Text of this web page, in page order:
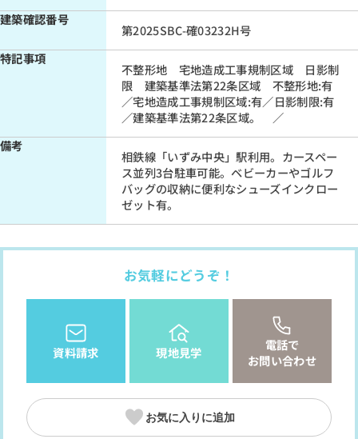
建築確認番号
第2025SBC-確03232H号
特記事項
不整形地 宅地造成工事規制区域 日影制
限 建築基準法第22条区域 不整形地:有
／宅地造成工事規制区域:有／日影制限:有
／建築基準法第22条区域。 ／
備考
相鉄線「いずみ中央」駅利用。カースペー
ス並列3台駐車可能。ベビーカーやゴルフ
バッグの収納に便利なシューズインクロー
ゼット有。
お気軽にどうぞ！
資料請求 現地見学
電話で
お問い合わせ
お気に入りに追加